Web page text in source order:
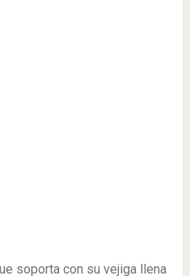
soporta con su vejiga llena